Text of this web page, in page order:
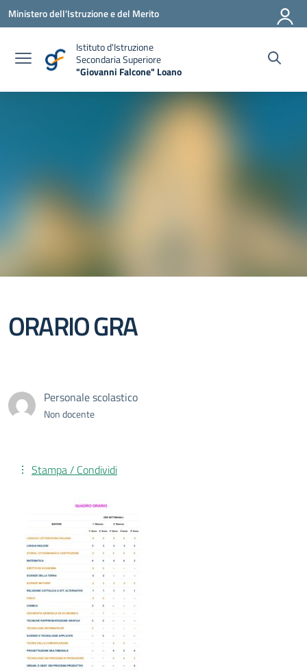
Vai ai contenuti
Vai al menu di navigazione
Vai al footer
Ministero dell'Istruzione e del Merito
Istituto d'Istruzione
Secondaria Superiore
"Giovanni Falcone" Loano
ORARIO GRA
Personale scolastico
Non docente
Stampa / Condividi